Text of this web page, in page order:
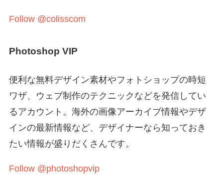
Follow @colisscom
Photoshop VIP
便利な無料デザイン素材やフォトショップの時短
ワザ、ウェブ制作のテクニックなどを発信してい
るアカウント。海外の画像アーカイブ情報やデザ
インの最新情報など、デザイナーなら知っておき
たい情報が盛りだくさんです。
Follow @photoshopvip